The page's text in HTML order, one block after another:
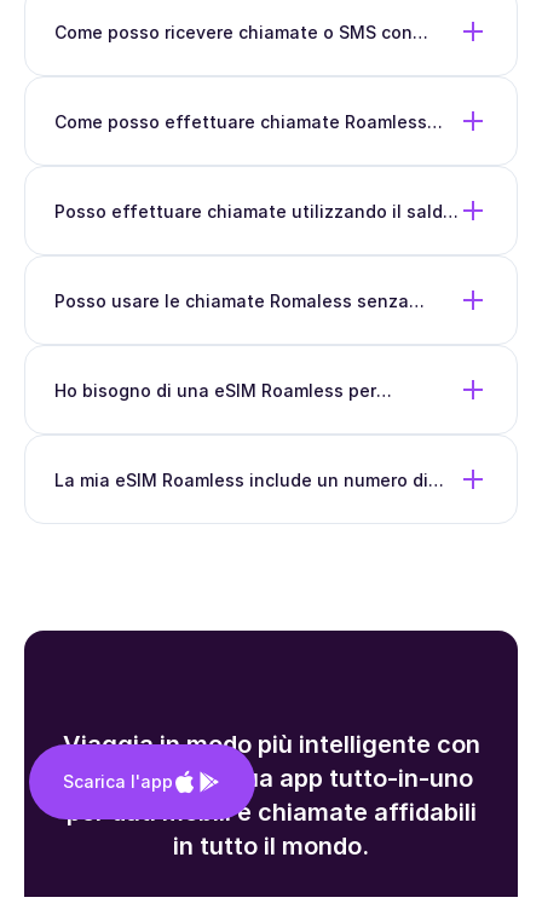
Come posso ricevere chiamate o SMS con
Come posso effettuare chiamate Roamless
Posso effettuare chiamate utilizzando il saldo
Posso usare le chiamate Romaless senza
Ho bisogno di una eSIM Roamless per
La mia eSIM Roamless include un numero di
Viaggia in modo più intelligente con
Roamless—la tua app tutto-in-uno
per dati mobili e chiamate affidabili
in tutto il mondo.
Scarica l'app